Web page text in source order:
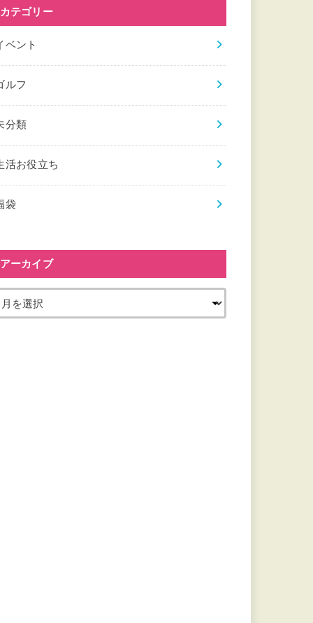
カテゴリー
ベント
ルフ
分類
活お役立ち
袋
アーカイブ